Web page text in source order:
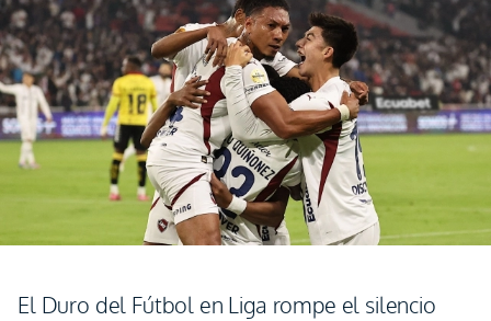
El Duro del Fútbol en Liga rompe el silencio